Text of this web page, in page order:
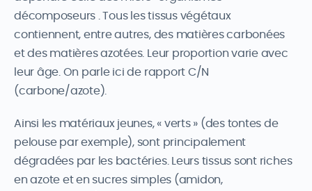
décomposeurs . Tous les tissus végétaux
contiennent, entre autres, des matières carbonées
et des matières azotées. Leur proportion varie avec
leur âge. On parle ici de rapport C/N
(carbone/azote).
Ainsi les matériaux jeunes, « verts » (des tontes de
pelouse par exemple), sont principalement
dégradées par les bactéries. Leurs tissus sont riches
en azote et en sucres simples (amidon,